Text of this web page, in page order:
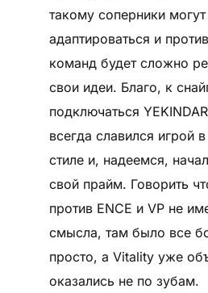
такому соперники могут
адаптироваться и
команд будет сложно
свои идеи. Благо, к
подключаться
всегда славился игрой
стиле и, надеемся,
свой прайм. Говорить
против ENCE и VP не
смысла, там было все
просто, а Vitality уже
оказались не по зубам.